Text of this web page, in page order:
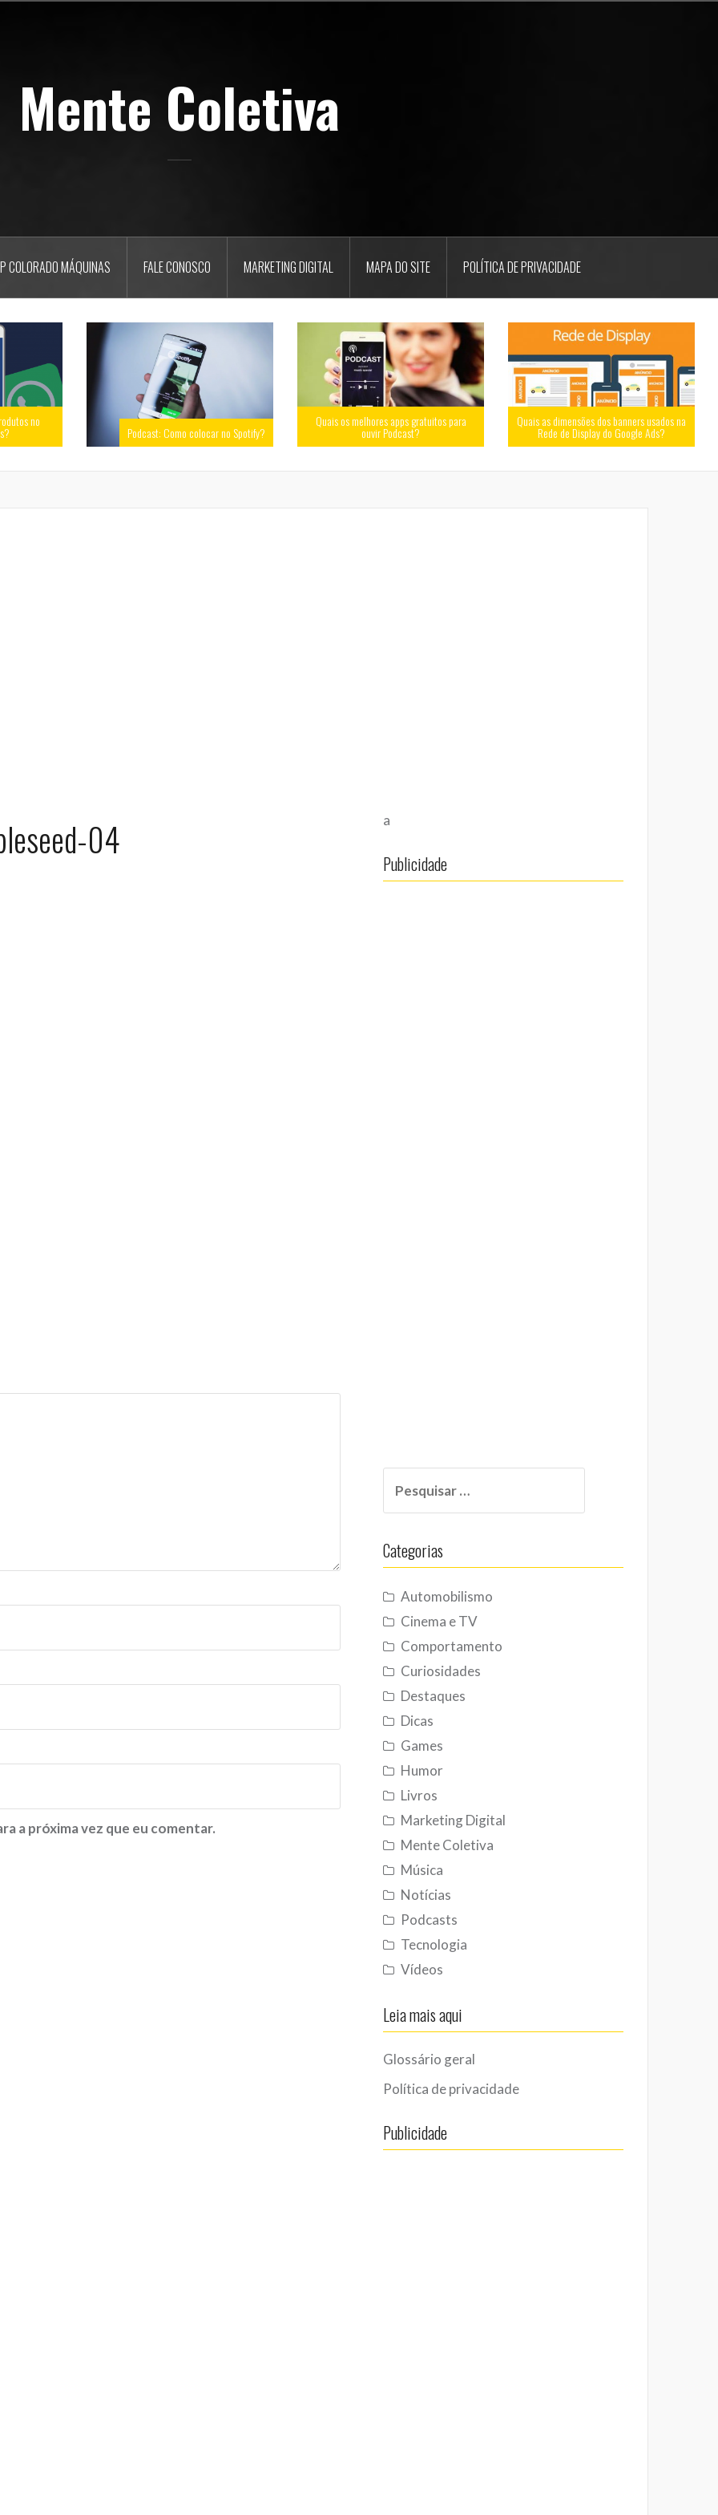
Mente Coletiva
COLORADO MÁQUINAS FALE CONOSCO MARKETING DIGITAL MAPA DO SITE POLÍTICA DE PRIVACIDADE
no
Podcast: Como colocar no Spotify?
Quais os melhores apps gratuitos para
ouvir Podcast?
Quais as dimensões dos banners usados na
Rede de Display do Google Ads?
04
a próxima vez que eu comentar.
a
Publicidade
por:
Categorias
Automobilismo
Cinema e TV
Comportamento
Curiosidades
Destaques
Dicas
Games
Humor
Livros
Marketing Digital
Mente Coletiva
Música
Notícias
Podcasts
Tecnologia
Vídeos
Leia mais aqui
Glossário geral
Política de privacidade
Publicidade